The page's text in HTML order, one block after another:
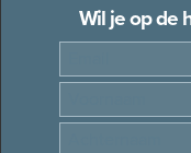
Wil je op de